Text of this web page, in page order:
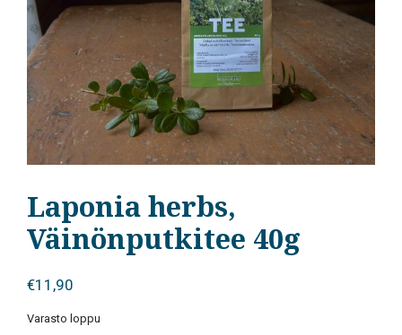
Laponia herbs,
Väinönputkitee 40g
€11,90
Varasto loppu